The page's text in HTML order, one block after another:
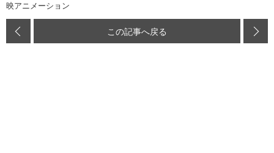
映アニメーション
この記事へ戻る